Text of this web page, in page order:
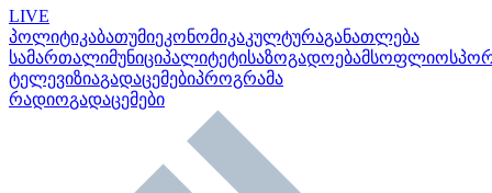
LIVE
პოლიტიკაბათუმიეკონომიკაკულტურაგანათლება
სამართალიმუნიციპალიტეტისაზოგადოებამსოფლიო
ტელევიზიაგადაცემებიპროგრამა
რადიოგადაცემები